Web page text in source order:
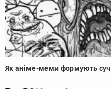
Як аніме-меми формують